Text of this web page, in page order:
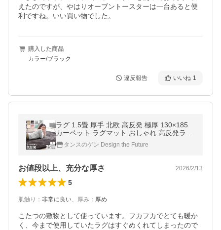
えたのですが、やはりオーブントースターは一台あると便
利ですね。いい買い物でした。
購入した商品
カラー/ブラック
違反報告 いいね 1
ラグ 1.5畳 厚手 北欧 高反発 極厚 130×185
カーペット ラグマット おしゃれ 高反発ラグ
ホットカーペット対応 滑り止め 床暖房 オー
ルシーズン らぐ
タンスのゲン Design the Future
お値段以上、充分な厚さ 2026/2/13
5
肌触り ： 非常に良い、 厚み ： 厚め
こたつの敷物として使っています。フカフカでとても暖か
く、今まで使用していたラグはすぐめくれてしまったので